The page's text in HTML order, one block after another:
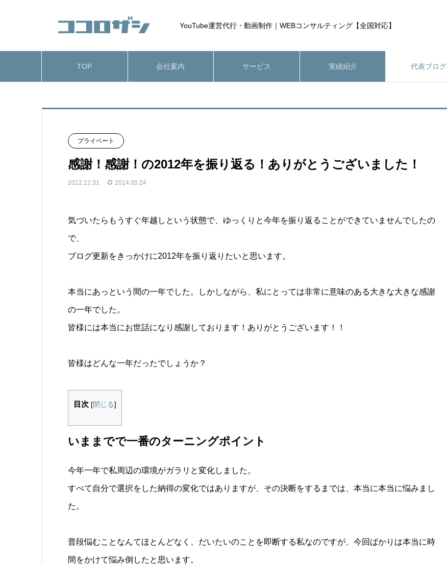
YouTube運営代行・動画制作｜WEBコンサルティング【全国対応】
TOP 会社案内 サービス 実績紹介 代表ブログ
プライベート
感謝！感謝！の2012年を振り返る！ありがとうございました！
2012.12.31 2014.05.24
気づいたらもうすぐ年越しという状態で、ゆっくりと今年を振り返ることができていませんでしたの
で、
ブログ更新をきっかけに2012年を振り返りたいと思います。
本当にあっという間の一年でした。しかしながら、私にとっては非常に意味のある大きな大きな感謝
の一年でした。
皆様には本当にお世話になり感謝しております！ありがとうございます！！
皆様はどんな一年だったでしょうか？
目次 [閉じる]
いままでで一番のターニングポイント
今年一年で私周辺の環境がガラリと変化しました。
すべて自分で選択をした納得の変化ではありますが、その決断をするまでは、本当に本当に悩みまし
た。
普段悩むことなんてほとんどなく、だいたいのことを即断する私なのですが、今回ばかりは本当に時
間をかけて悩み倒したと思います。